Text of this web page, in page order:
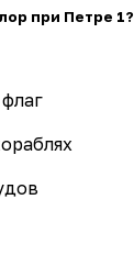
при Петре 1?